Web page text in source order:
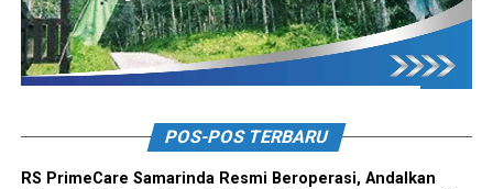
POS-POS TERBARU
RS PrimeCare Samarinda Resmi Beroperasi, Andalkan